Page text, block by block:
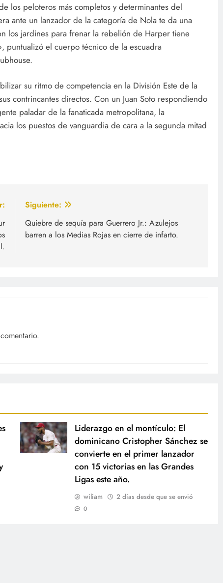
los peloteros más completos y determinantes del
ante un lanzador de la categoría de Nola te da una
los jardines para frenar la rebelión de Harper tiene
puntualizó el cuerpo técnico de la escuadra
su ritmo de competencia en la División Este de la
contrincantes directos. Con un Juan Soto respondiendo
paladar de la fanaticada metropolitana, la
los puestos de vanguardia de cara a la segunda mitad
Siguiente:
Quiebre de sequía para Guerrero Jr.: Azulejos
barren a los Medias Rojas en cierre de infarto.
Liderazgo en el montículo: El
dominicano Cristopher Sánchez se
convierte en el primer lanzador
con 15 victorias en las Grandes
Ligas este año.
wiliam 2 días desde que se envió
0